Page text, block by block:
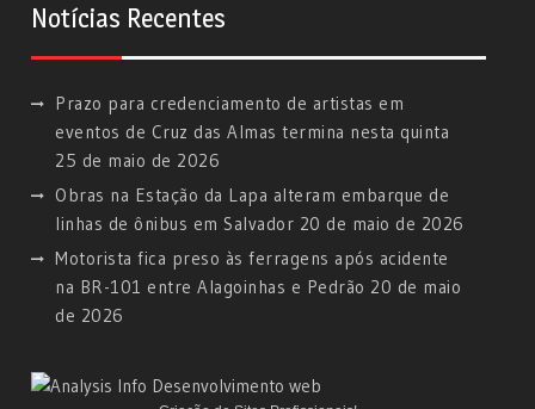
Notícias Recentes
Prazo para credenciamento de artistas em
eventos de Cruz das Almas termina nesta quinta
25 de maio de 2026
Obras na Estação da Lapa alteram embarque de
linhas de ônibus em Salvador 20 de maio de 2026
Motorista fica preso às ferragens após acidente
na BR-101 entre Alagoinhas e Pedrão 20 de maio
de 2026